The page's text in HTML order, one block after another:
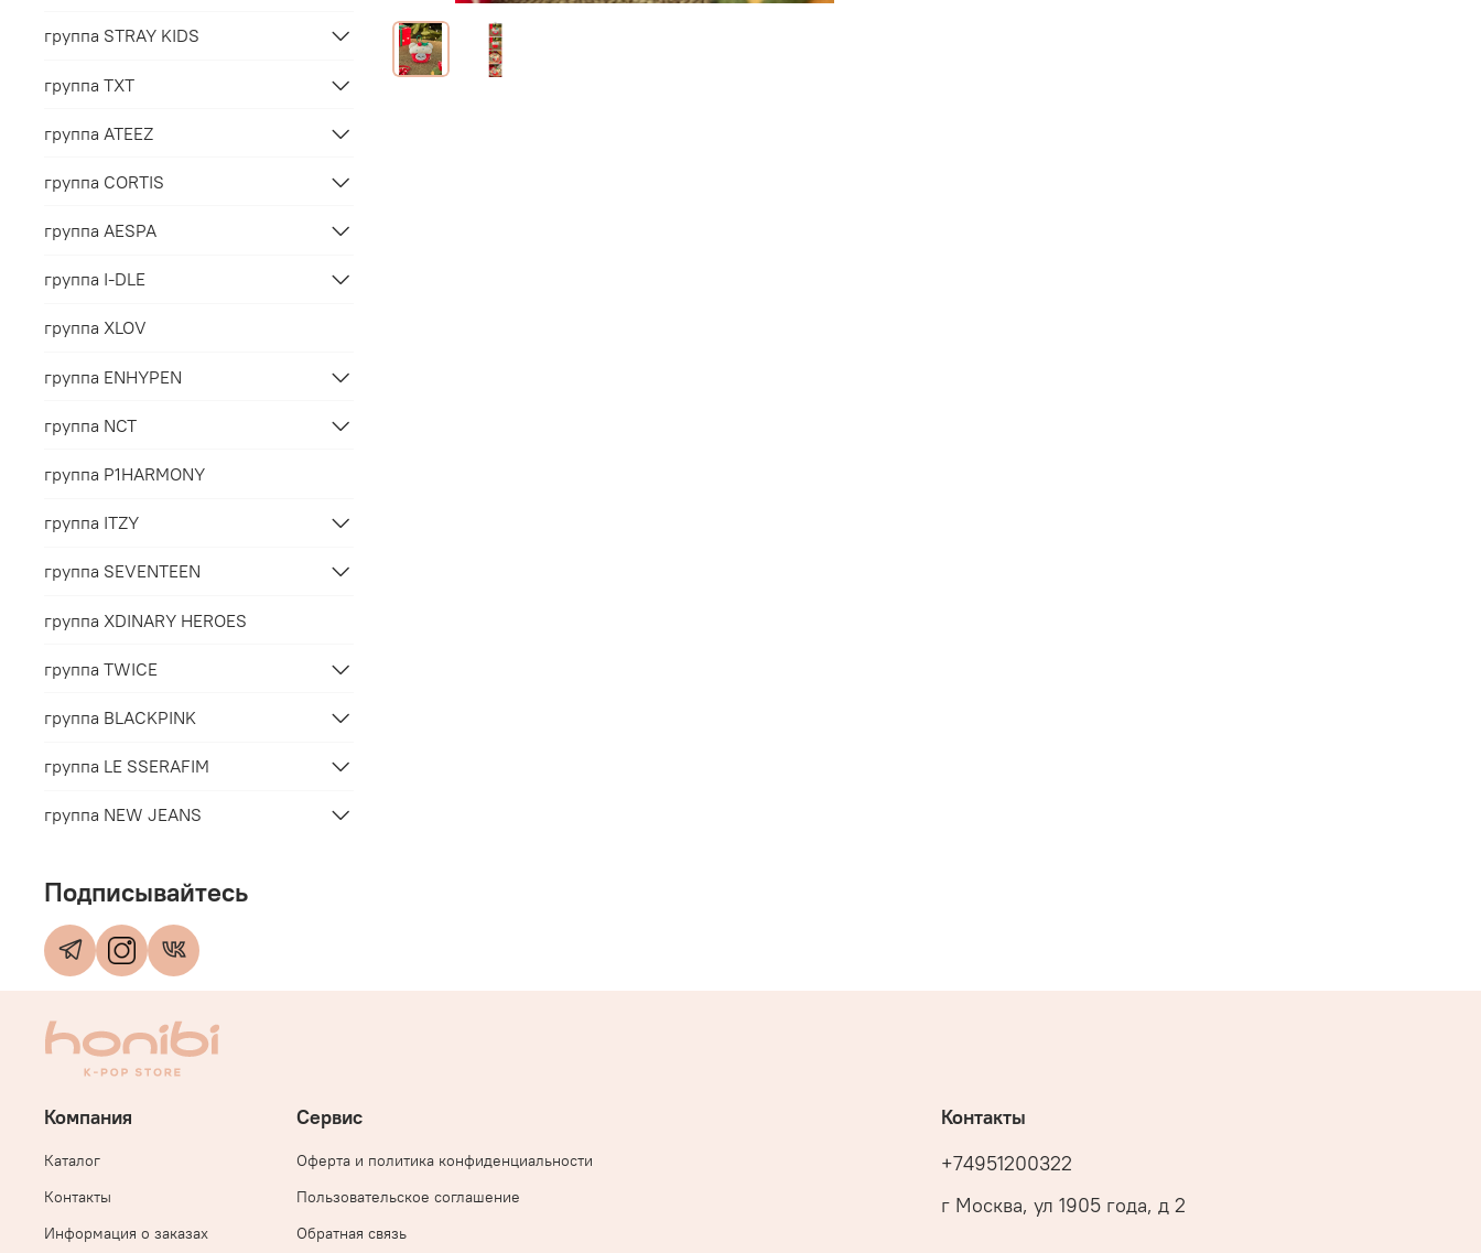
группа STRAY KIDS
группа TXT
группа ATEEZ
группа CORTIS
группа AESPA
группа I-DLE
группа XLOV
группа ENHYPEN
группа NCT
группа P1HARMONY
группа ITZY
группа SEVENTEEN
группа XDINARY HEROES
группа TWICE
группа BLACKPINK
группа LE SSERAFIM
группа NEW JEANS
Подписывайтесь
Компания
Каталог
Контакты
Информация о заказах
Сервис
Оферта и политика конфиденциальности
Пользовательское соглашение
Обратная связь
Контакты
+74951200322
г Москва, ул 1905 года, д 2